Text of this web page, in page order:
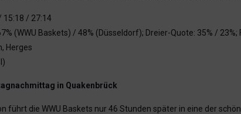
15:18 / 27:14
(WWU Baskets) / 48% (Düsseldorf); Dreier-Quote: 35% /
Herges
in Quakenbrück
führt die WWU Baskets nur 46 Stunden später in eine der